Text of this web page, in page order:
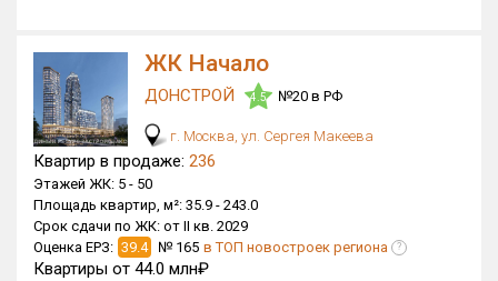
ЖК Начало
ДОНСТРОЙ 4.5 №20 в РФ
г. Москва, ул. Сергея Макеева
Квартир в продаже: 236
Этажей ЖК: 5 - 50
Площадь квартир, м²: 35.9 - 243.0
Срок сдачи по ЖК: от II кв. 2029
Оценка ЕРЗ: 39.4 № 165 в ТОП новостроек региона ?
Квартиры от 44.0 млн₽